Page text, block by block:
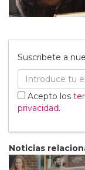
Suscribete a
Acepto los
privacidad.
Noticias